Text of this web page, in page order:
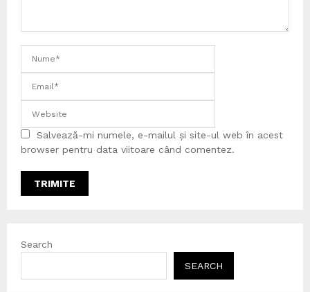
Salvează-mi numele, e-mailul și site-ul web în acest
browser pentru data viitoare când comentez.
Search
SEARCH